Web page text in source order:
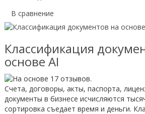
В сравнение
Классификация
основе AI
Счета, договоры, акты, паспорта,
документы в бизнесе исчисляются
сортировка съедает время и деньги.